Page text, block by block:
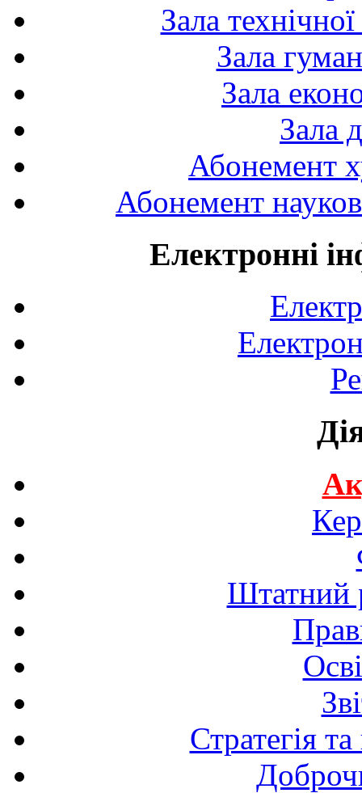
Зала
Зала
Зала
Зала
Абонемент
Абонемент
Електронні
Штатний
Стратегія